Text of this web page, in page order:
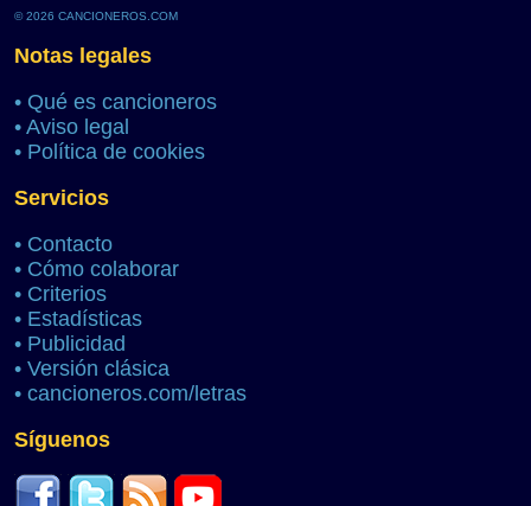
© 2026 CANCIONEROS.COM
Notas legales
• Qué es cancioneros
• Aviso legal
• Política de cookies
Servicios
• Contacto
• Cómo colaborar
• Criterios
• Estadísticas
• Publicidad
• Versión clásica
• cancioneros.com/letras
Síguenos